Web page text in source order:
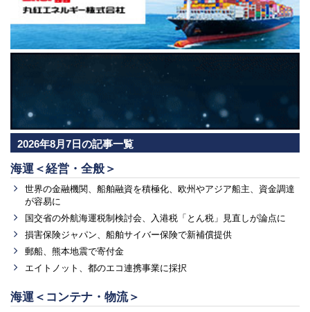
2026年8月7日の記事一覧
海運＜経営・全般＞
世界の金融機関、船舶融資を積極化、欧州やアジア船主、資金調達
が容易に
国交省の外航海運税制検討会、入港税「とん税」見直しが論点に
損害保険ジャパン、船舶サイバー保険で新補償提供
郵船、熊本地震で寄付金
エイトノット、都のエコ連携事業に採択
海運＜コンテナ・物流＞